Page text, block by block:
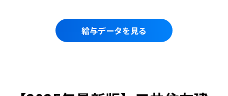
給与データを見る